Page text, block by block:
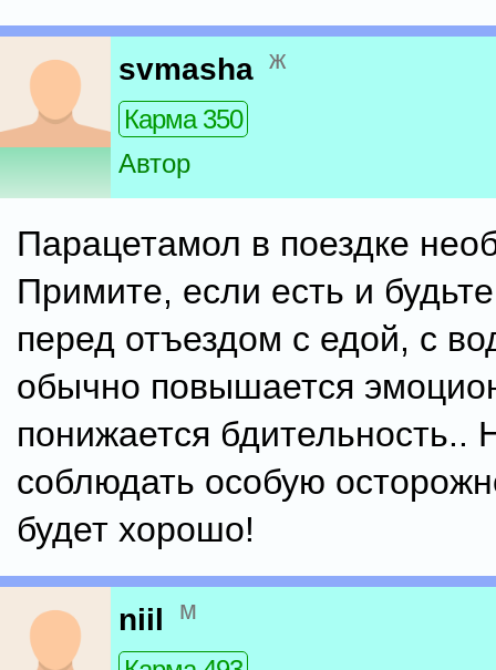
svmasha ж
Карма 350
Автор
Парацетамол в поездке
Примите, если есть и
перед отъездом с едой, с
обычно повышается
понижается бдительность..
соблюдать особую
будет хорошо!
niil м